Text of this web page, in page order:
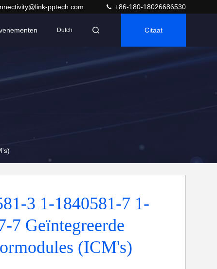
pptech.com +86-180-18026686530
Dutch Citaat
3 1-1840581-7 1-
7 Geïntegreerde
(ICM's)